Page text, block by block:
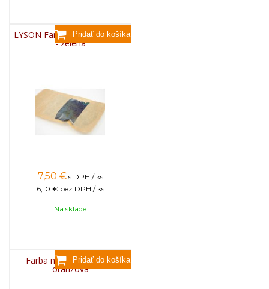
LYSON Farba na sviečky, 25g
- zelená
7,50 € s DPH / ks
6,10 € bez DPH / ks
Na sklade
Farba na sviečky, 25g -
oranžová